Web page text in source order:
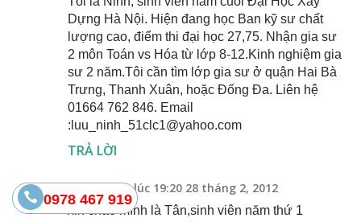
Dựng Hà Nội. Hiện đang học Ban kỹ sư chất
lượng cao, điểm thi đại học 27,75. Nhận gia sư
2 môn Toán vs Hóa từ lớp 8-12.Kinh nghiệm gia
sư 2 năm.Tôi cần tìm lớp gia sư ở quận Hai Bà
Trưng, Thanh Xuân, hoặc Đống Đa. Liên hệ
01664 762 846. Email
:luu_ninh_51clc1@yahoo.com
TRẢ LỜI
Nặc danh lúc 19:20 28 tháng 2, 2012
xin chaò mình là Tân,sinh viên năm thứ 1
0978 467 919